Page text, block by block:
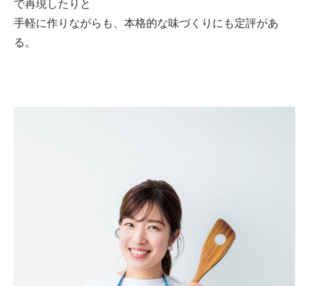
で再現したりと
手軽に作りながらも、本格的な味づくりにも定評があ
る。